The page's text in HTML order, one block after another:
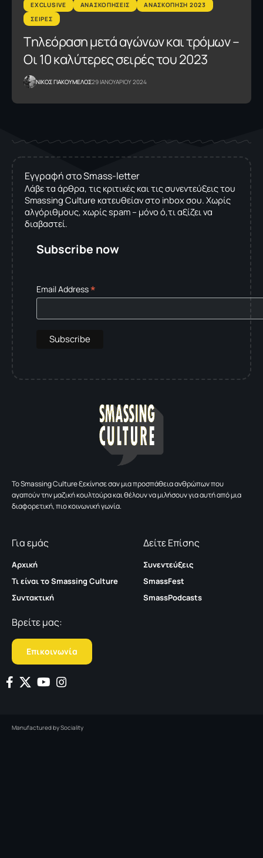
EXCLUSIVE ΑΝΑΣΚΟΠΗΣΕΙΣ
ΑΝΑΣΚΟΠΗΣΗ 2023
ΣΕΙΡΕΣ
Tηλεόραση μετά αγώνων και τρόμων –
Οι 10 καλύτερες σειρές του 2023
NΙΚΟΣ ΓΙΑΚΟΥΜΕΛΟΣ29 ΙΑΝΟΥΑΡΙΟΥ 2024
Εγγραφή στο Smass-letter
Λάβε τα άρθρα, τις κριτικές και τις συνεντεύξεις του
Smassing Culture κατευθείαν στο inbox σου. Χωρίς
αλγόριθμους, χωρίς spam – μόνο ό,τι αξίζει να
διαβαστεί.
Subscribe now
Email Address*
To Smassing Culture ξεκίνησε σαν μια προσπάθεια ανθρώπων που
αγαπούν την μαζική κουλτούρα και θέλουν να μιλήσουν για αυτή από μια
διαφορετική, πιο κοινωνική γωνία.
Για εμάς
Αρχική
Τι είναι το Smassing Culture
Συντακτική
Δείτε Επίσης
Συνεντεύξεις
SmassFest
SmassPodcasts
Βρείτε μας:
Επικοινωνία
Manufactured bySociality